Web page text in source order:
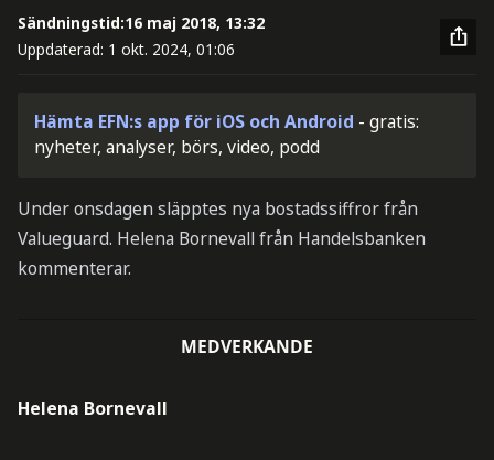
Sändningstid:16 maj 2018, 13:32
Uppdaterad: 1 okt. 2024, 01:06
Hämta EFN:s app för iOS och Android - gratis:
nyheter, analyser, börs, video, podd
Under onsdagen släpptes nya bostadssiffror från
Valueguard. Helena Bornevall från Handelsbanken
kommenterar.
MEDVERKANDE
Helena Bornevall